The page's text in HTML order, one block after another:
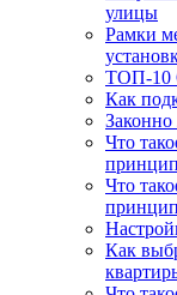
улицы
Рамки
ТОП-10
Как
Что
Что
Как